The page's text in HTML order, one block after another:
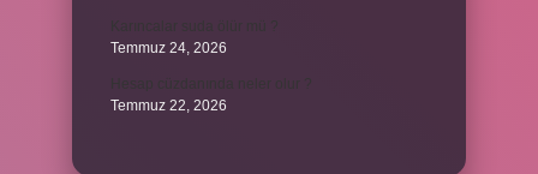
Temmuz 24, 2026
Temmuz 22, 2026